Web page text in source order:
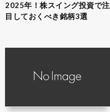
2025年！株スイング投資で注
目しておくべき銘柄3選